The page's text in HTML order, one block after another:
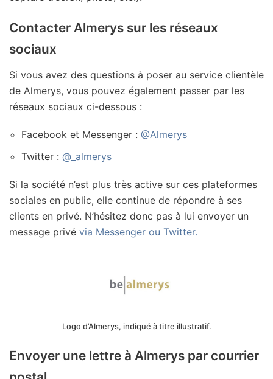
Contacter Almerys sur les réseaux
sociaux
Si vous avez des questions à poser au service clientèle
de Almerys, vous pouvez également passer par les
réseaux sociaux ci-dessous :
Facebook et Messenger : @Almerys
Twitter : @_almerys
Si la société n’est plus très active sur ces plateformes
sociales en public, elle continue de répondre à ses
clients en privé. N’hésitez donc pas à lui envoyer un
message privé via Messenger ou Twitter.
Logo d’Almerys, indiqué à titre illustratif.
Envoyer une lettre à Almerys par courrier